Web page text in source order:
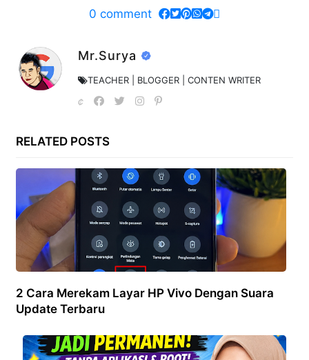
0 comment
Mr.Surya
TEACHER | BLOGGER | CONTEN WRITER
RELATED POSTS
2 Cara Merekam Layar HP Vivo Dengan Suara
Update Terbaru